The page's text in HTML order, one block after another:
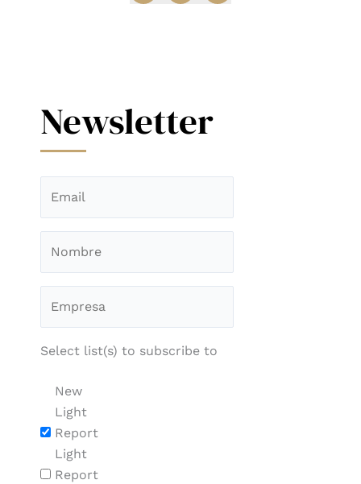
Newsletter
Select list(s) to subscribe to
New
Light
Report
Light
Report